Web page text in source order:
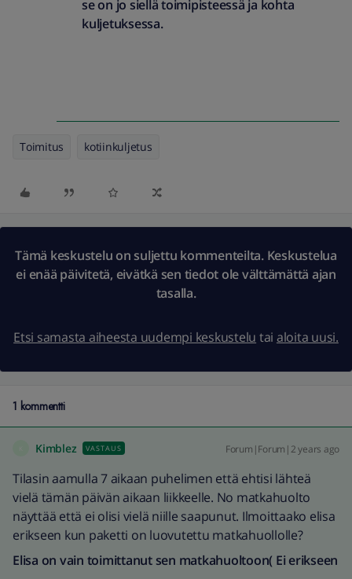
se on jo siellä toimipisteessä ja kohta
kuljetuksessa.
Toimitus kotiinkuljetus
Tämä keskustelu on suljettu kommenteilta. Keskustelua
ei enää päivitetä, eivätkä sen tiedot ole välttämättä ajan
tasalla.
Etsi samasta aiheesta uudempi keskustelu tai aloita uusi.
1 kommentti
Kimblez VASTAUS Forum|Forum|2 years ago
Tilasin aamulla 7 aikaan puhelimen että ehtisi lähteä
vielä tämän päivän aikaan liikkeelle. No matkahuolto
näyttää että ei olisi vielä niille saapunut. Ilmoittaako elisa
erikseen kun paketti on luovutettu matkahuollolle?
Elisa on vain toimittanut sen matkahuoltoon( Ei erikseen